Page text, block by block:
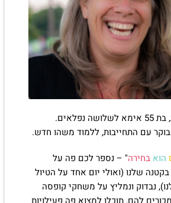
נפלאים.
עם התחייבות, ללמוד משהו חדש.
הוא בחירה" – נספר לכם פה על
בקטנה שלנו (ואולי יום אחד על הטיול
נבדוק ונמליץ על משחקי קופסה